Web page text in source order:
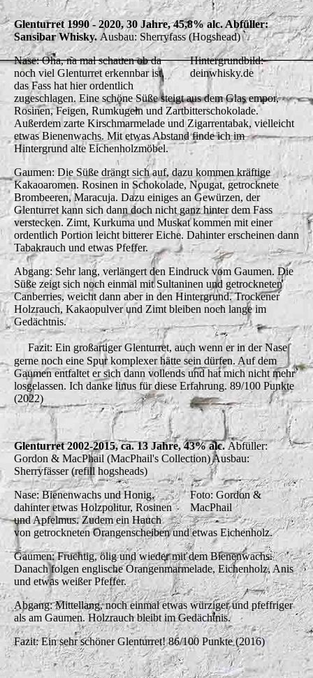
Glenturret 1990 - 2020, 30 Jahre, 45,8% alc. Abfüller:
Sansibar Whisky.Ausbau: Sherryfass (Hogshead)
Hintergrundbild:
deinwhisky.de
Nase: Oha, na mal schauen ob da
noch viel Glenturret erkennbar ist,
das Fass hat hier ordentlich
zugeschlagen. Eine schöne Süße steigt aus dem Glas empor,
Rosinen, Feigen, Rumkugeln und Zartbitterschokolade.
Außerdem zarte Kirschmarmelade und Zigarrentabak, vielleicht
etwas Bienenwachs. Mit etwas Abstand finde ich im
Hintergrund alte Eichenholzmöbel.
Gaumen: Die Süße drängt sich auf, dazu kommen kräftige
Kakaoaromen. Rosinen in Schokolade, Nougat, getrocknete
Brombeeren, Maracuja. Dazu einiges an Gewürzen, der
Glenturret kann sich dann doch nicht ganz hinter dem Fass
verstecken. Zimt, Kurkuma und Muskat kommen mit einer
ordentlich Portion leicht bitterer Eiche. Dahinter erscheinen dann
Tabakrauch und etwas Pfeffer.
Abgang: Sehr lang, verlängert den Eindruck vom Gaumen. Die
Süße zeigt sich noch einmal mit Sultaninen und getrockneten
Canberries, weicht dann aber in den Hintergrund. Trockener
Holzrauch, Kakaopulver und Zimt bleiben noch lange im
Gedächtnis.
Fazit: Ein großartiger Glenturret, auch wenn er in der Nase
gerne noch eine Spur komplexer hätte sein dürfen. Auf dem
Gaumen entfaltet er sich dann vollends und hat mich nicht mehr
losgelassen. Ich danke linus für diese Erfahrung. 89/100 Punkte
(2022)
Glenturret 2002-2015, ca. 13 Jahre, 43% alc.Abfüller:
Gordon & MacPhail (MacPhail's Collection) Ausbau:
Sherryfässer (refill hogsheads)
Foto: Gordon &
MacPhail
Nase: Bienenwachs und Honig,
dahinter etwas Holzpolitur, Rosinen
und Apfelmus. Zudem ein Hauch
von getrockneten Orangenscheiben und etwas Eichenholz.
Gaumen: Fruchtig, ölig und wieder mit dem Bienenwachs.
Danach folgen englische Orangenmarmelade, Eichenholz, Anis
und etwas weißer Pfeffer.
Abgang: Mittellang, noch einmal etwas würziger und pfeffriger
als am Gaumen. Holzrauch bleibt im Gedächtnis.
Fazit: Ein sehr schöner Glenturret! 86/100 Punkte (2016)